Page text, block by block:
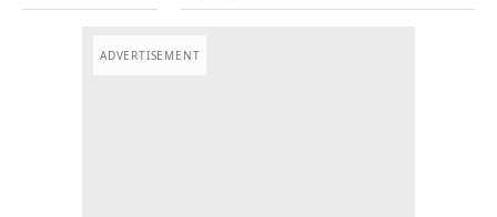
ADVERTISEMENT